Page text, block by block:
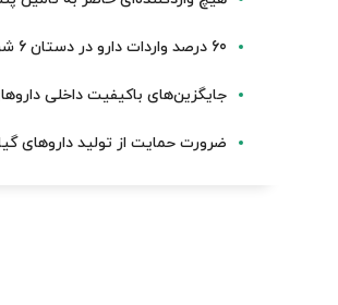
60 درصد واردات دارو در دستان 6 شرکت
جایگزین‌های باکیفیت داخلی
ضرورت حمایت از تولید داروهای